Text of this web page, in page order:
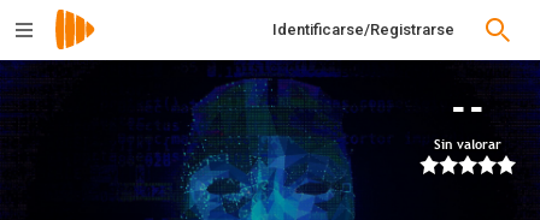
Identificarse/Registrarse
--
Sin valorar